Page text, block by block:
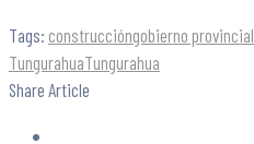
Tags: construccióngobierno provincial
TungurahuaTungurahua
Share Article